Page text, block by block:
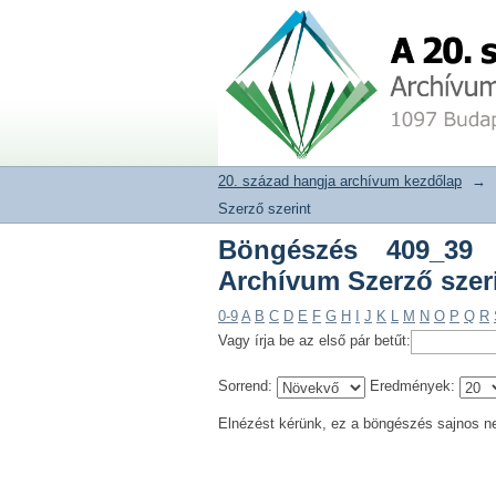
Böngészés 409_39
20. század hangja archívum
20. század hangja archívum kezdőlap →
Szerző szerint
Böngészés
Archívum Szerző
0-9 A B C D E F G H J K L M N O P Q R
Vagy írja be az első pár betűt:
Sorrend: Eredmények:
Elnézést kérünk, ez a böngészés sajnos